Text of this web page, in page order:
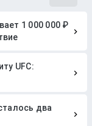
1 000 000 ₽
UFC:
два